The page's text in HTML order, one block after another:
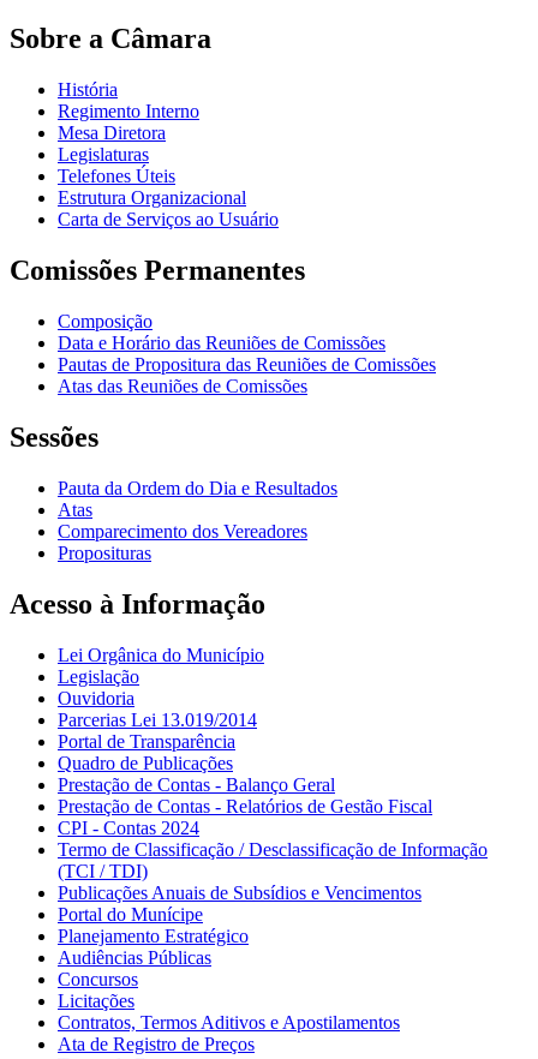
Sobre a Câmara
História
Regimento Interno
Mesa Diretora
Legislaturas
Telefones Úteis
Estrutura Organizacional
Carta de Serviços ao Usuário
Comissões Permanentes
Composição
Data e Horário das Reuniões de Comissões
Pautas de Propositura das Reuniões de Comissões
Atas das Reuniões de Comissões
Sessões
Pauta da Ordem do Dia e Resultados
Atas
Comparecimento dos Vereadores
Proposituras
Acesso à Informação
Lei Orgânica do Município
Legislação
Ouvidoria
Parcerias Lei 13.019/2014
Portal de Transparência
Quadro de Publicações
Prestação de Contas - Balanço Geral
Prestação de Contas - Relatórios de Gestão Fiscal
CPI - Contas 2024
Termo de Classificação / Desclassificação de Informação
(TCI / TDI)
Publicações Anuais de Subsídios e Vencimentos
Portal do Munícipe
Planejamento Estratégico
Audiências Públicas
Concursos
Licitações
Contratos, Termos Aditivos e Apostilamentos
Ata de Registro de Preços